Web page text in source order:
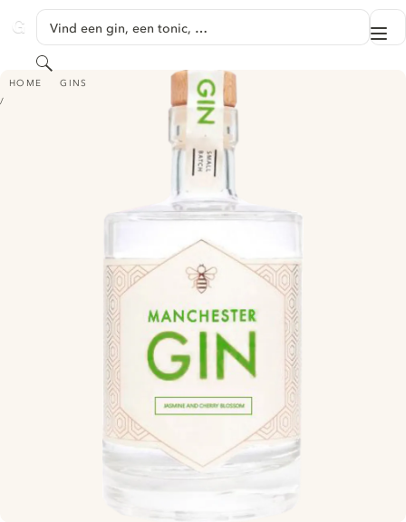
GINVENTORY
Vind een gin, een tonic, …
Zoeken
HOME GINS
MANCHESTER GIN - JASMINE AND CHERRY BLOSSEM